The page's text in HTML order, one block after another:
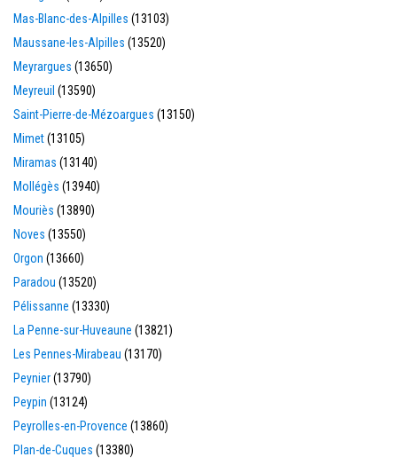
Mas-Blanc-des-Alpilles (13103)
Maussane-les-Alpilles (13520)
Meyrargues (13650)
Meyreuil (13590)
Saint-Pierre-de-Mézoargues (13150)
Mimet(13105)
Miramas (13140)
Mollégès (13940)
Mouriès (13890)
Noves (13550)
Orgon (13660)
Paradou (13520)
Pélissanne (13330)
La Penne-sur-Huveaune (13821)
Les Pennes-Mirabeau (13170)
Peynier(13790)
Peypin (13124)
Peyrolles-en-Provence (13860)
Plan-de-Cuques (13380)